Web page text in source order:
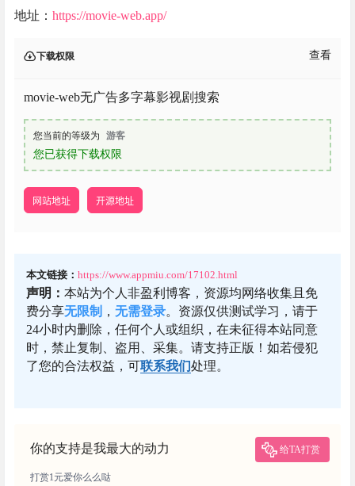
地址： https://movie-web.app/
下载权限 查看
movie-web无广告多字幕影视剧搜索
您当前的等级为 游客
您已获得下载权限
网站地址 开源地址
本文链接： https://www.appmiu.com/17102.html
声明： 本站为个人非盈利博客，资源均网络收集且免
费分享无限制 ， 无需登录。资源仅供测试学习，请于
24小时内删除，任何个人或组织，在未征得本站同意
时，禁止复制、盗用、采集。请支持正版！如若侵犯
了您的合法权益，可联系我们处理。
你的支持是我最大的动力 给TA打赏
打赏1元爱你么么哒